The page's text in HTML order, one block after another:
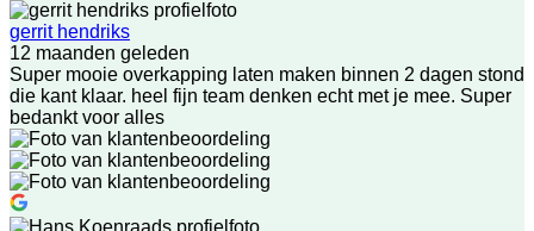
gerrit hendriks
12 maanden geleden
Super mooie overkapping laten maken binnen 2 dagen stond
die kant klaar. heel fijn team denken echt met je mee. Super
bedankt voor alles